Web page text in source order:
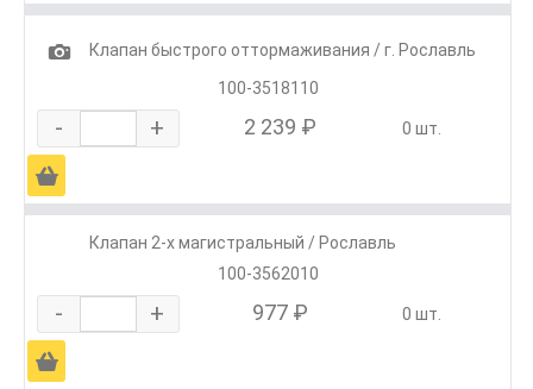
1
Клапан быстрого оттормаживания / г. Рославль
100-3518110
- + 2 239 ₽ 0 шт.
Ä
Клапан 2-х магистральный / Рославль
100-3562010
- + 977 ₽ 0 шт.
Ä